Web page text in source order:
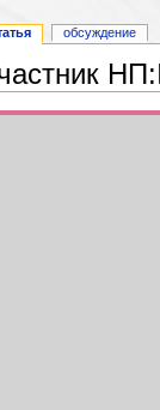
обсуждение